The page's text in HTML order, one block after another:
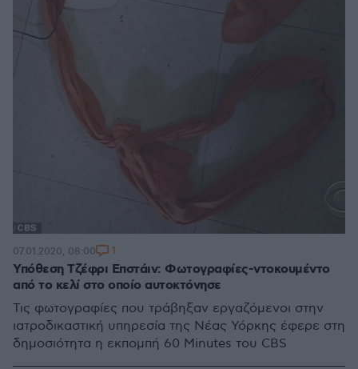
Υπόθεση Τζέφρι Επστάιν: Φωτογραφίες-ντοκουμέντο
από το κελί στο οποίο αυτοκτόνησε
Τις φωτογραφίες που τράβηξαν εργαζόμενοι στην
ιατροδικαστική υπηρεσία της Νέας Υόρκης έφερε στη
δημοσιότητα η εκπομπή 60 Minutes του CBS
07.01.2020, 08:00 1